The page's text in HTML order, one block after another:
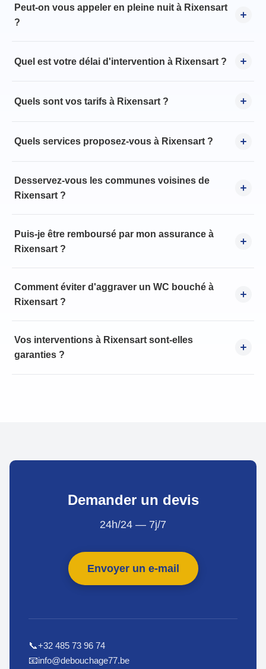
Peut-on vous appeler en pleine nuit à Rixensart
?
Quel est votre délai d'intervention à Rixensart ?
Quels sont vos tarifs à Rixensart ?
Quels services proposez-vous à Rixensart ?
Desservez-vous les communes voisines de
Rixensart ?
Puis-je être remboursé par mon assurance à
Rixensart ?
Comment éviter d'aggraver un WC bouché à
Rixensart ?
Vos interventions à Rixensart sont-elles
garanties ?
Demander un devis
24h/24 — 7j/7
Envoyer un e-mail
📞+32 485 73 96 74
📧info@debouchage77.be